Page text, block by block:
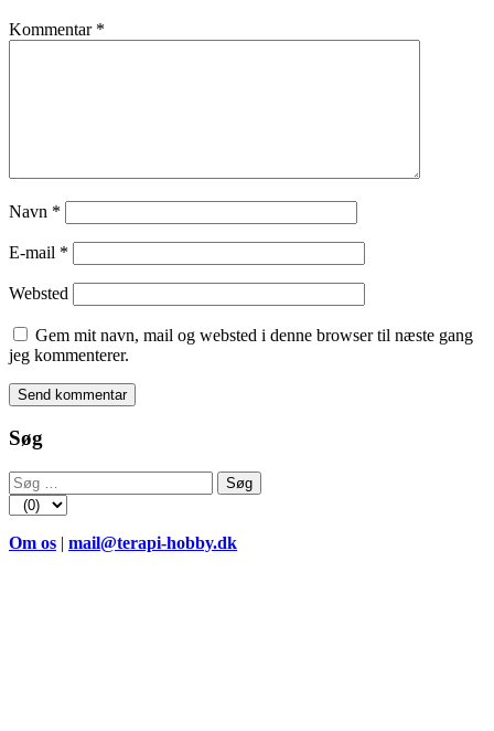
Kommentar *
Navn *
E-mail *
Websted
Gem mit navn, mail og websted i denne browser til næste gang
jeg kommenterer.
Søg
Søg
efter:
Om os | mail@terapi-hobby.dk